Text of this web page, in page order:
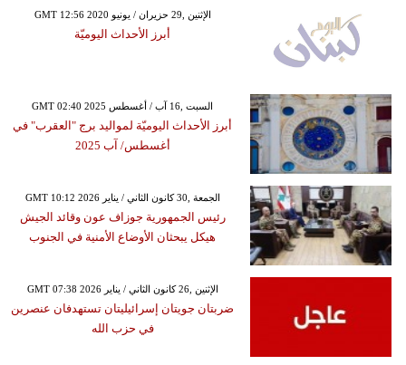
GMT 12:56 2020 الإثنين ,29 حزيران / يونيو
أبرز الأحداث اليوميّة
GMT 02:40 2025 السبت ,16 آب / أغسطس
أبرز الأحداث اليوميّة لمواليد برج "العقرب" في
أغسطس/ آب 2025
GMT 10:12 2026 الجمعة ,30 كانون الثاني / يناير
رئيس الجمهورية جوزاف عون وقائد الجيش
هيكل يبحثان الأوضاع الأمنية في الجنوب
GMT 07:38 2026 الإثنين ,26 كانون الثاني / يناير
ضربتان جويتان إسرائيليتان تستهدفان عنصرين
في حزب الله